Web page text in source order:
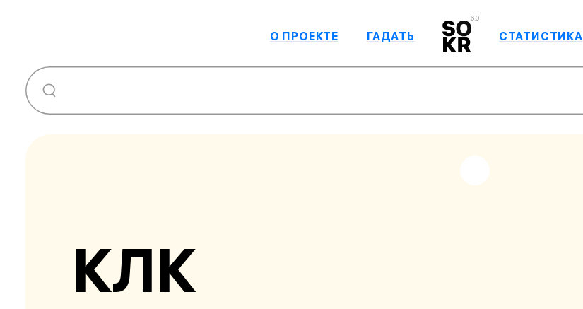
6.0
О ПРОЕКТЕ ГАДАТЬ СТАТИСТИКА
КЛК